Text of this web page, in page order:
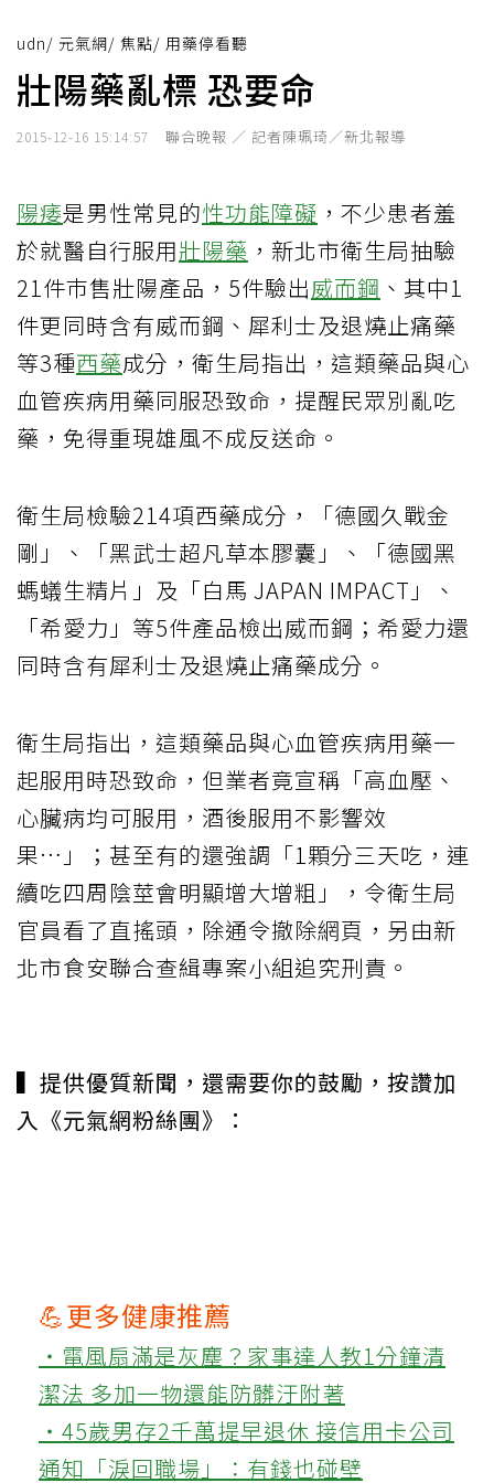
udn/ 元氣網/ 焦點/ 用藥停看聽
壯陽藥亂標 恐要命
2015-12-16 15:14:57 聯合晚報 ／ 記者陳珮琦／新北報導
陽痿是男性常見的性功能障礙 ，不少患者羞
於就醫自行服用壯陽藥 ，新北市衛生局抽驗
21件巿售壯陽產品，5件驗出威而鋼 、其中1
件更同時含有威而鋼、犀利士及退燒止痛藥
等3種西藥成分，衛生局指出，這類藥品與心
血管疾病用藥同服恐致命，提醒民眾別亂吃
藥，免得重現雄風不成反送命。
衛生局檢驗214項西藥成分，「德國久戰金
剛」、「黑武士超凡草本膠囊」、「德國黑
螞蟻生精片」及「白馬 JAPAN IMPACT」、
「希愛力」等5件產品檢出威而鋼；希愛力還
同時含有犀利士及退燒止痛藥成分。
衛生局指出，這類藥品與心血管疾病用藥一
起服用時恐致命，但業者竟宣稱「高血壓、
心臟病均可服用，酒後服用不影響效
果…」；甚至有的還強調「1顆分三天吃，連
續吃四周陰莖會明顯增大增粗」，令衛生局
官員看了直搖頭，除通令撤除網頁，另由新
北市食安聯合查緝專案小組追究刑責。
▍提供優質新聞，還需要你的鼓勵，按讚加
入《元氣網粉絲團》：
💪更多健康推薦
‧電風扇滿是灰塵？家事達人教1分鐘清
潔法 多加一物還能防髒汙附著
‧45歲男存2千萬提早退休 接信用卡公司
通知「淚回職場」：有錢也碰壁